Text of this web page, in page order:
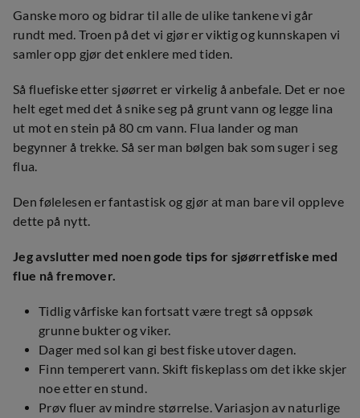
Ganske moro og bidrar til alle de ulike tankene vi går
rundt med. Troen på det vi gjør er viktig og kunnskapen vi
samler opp gjør det enklere med tiden.
Så fluefiske etter sjøørret er virkelig å anbefale. Det er noe
helt eget med det å snike seg på grunt vann og legge lina
ut mot en stein på 80 cm vann. Flua lander og man
begynner å trekke. Så ser man bølgen bak som suger i seg
flua.
Den følelesen er fantastisk og gjør at man bare vil oppleve
dette på nytt.
Jeg avslutter med noen gode tips for sjøørretfiske med
flue nå fremover.
Tidlig vårfiske kan fortsatt være tregt så oppsøk
grunne bukter og viker.
Dager med sol kan gi best fiske utover dagen.
Finn temperert vann. Skift fiskeplass om det ikke skjer
noe etter en stund.
Prøv fluer av mindre størrelse. Variasjon av naturlige